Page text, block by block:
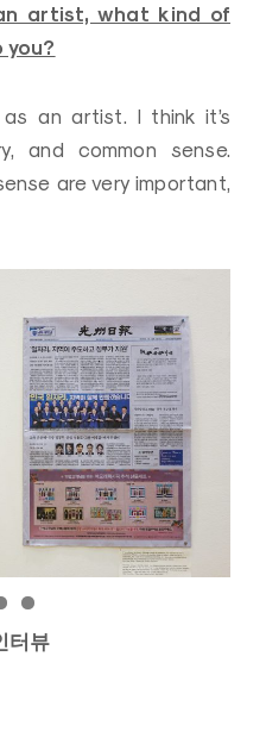
artist, what kind of
an artist. I think it’s
and common sense.
are very important,
터뷰